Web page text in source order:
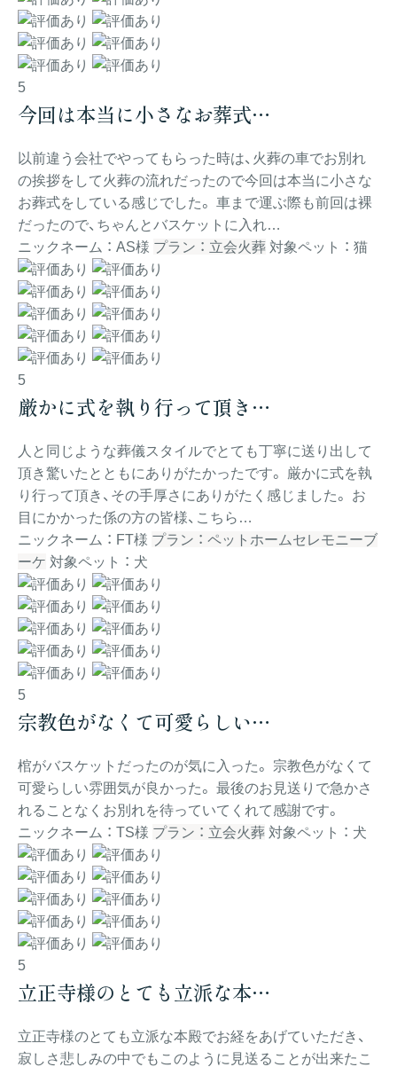
5
今回は本当に小さなお葬式…
以前違う会社でやってもらった時は、火葬の車でお別れ
の挨拶をして火葬の流れだったので今回は本当に小さな
お葬式をしている感じでした。 車まで運ぶ際も前回は裸
だったので、ちゃんとバスケットに入れ…
ニックネーム ： AS様 プラン ： 立会火葬 対象ペット ： 猫
5
厳かに式を執り行って頂き…
人と同じような葬儀スタイルでとても丁寧に送り出して
頂き驚いたとともにありがたかったです。 厳かに式を執
り行って頂き、その手厚さにありがたく感じました。 お
目にかかった係の方の皆様、こちら…
ニックネーム ： FT様 プラン ： ペットホームセレモニーブ
ーケ 対象ペット ： 犬
5
宗教色がなくて可愛らしい…
棺がバスケットだったのが気に入った。 宗教色がなくて
可愛らしい雰囲気が良かった。 最後のお見送りで急かさ
れることなくお別れを待っていてくれて感謝です。
ニックネーム ： TS様 プラン ： 立会火葬 対象ペット ： 犬
5
立正寺様のとても立派な本…
立正寺様のとても立派な本殿でお経をあげていただき、
寂しさ悲しみの中でもこのように見送ることが出来たこ